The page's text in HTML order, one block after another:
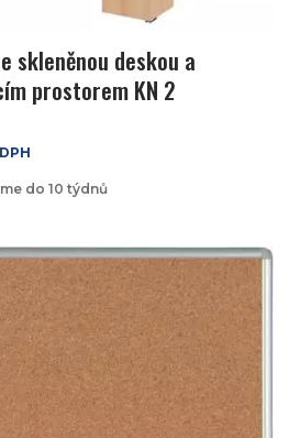
skleněnou deskou a
prostorem KN 2
do 10 týdnů